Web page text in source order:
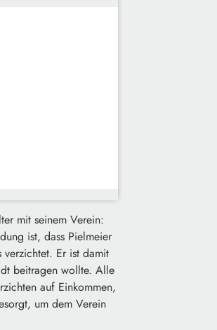
mit seinem Verein:
ist, dass Pielmeier
Er ist damit
beitragen wollte. Alle
auf Einkommen,
um dem Verein